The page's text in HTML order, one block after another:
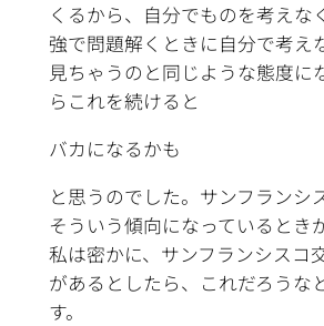
くるから、自分でものを考えな
強で問題解くときに自分で考え
見ちゃうのと同じような態度に
らこれを続けると
バカになるかも
と思うのでした。サンフランシ
そういう傾向になっているとき
私は密かに、サンフランシスコ
があるとしたら、これだろうな
す。